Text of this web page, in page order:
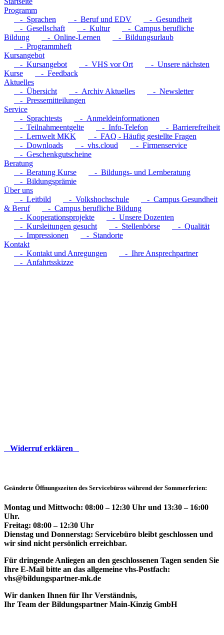
Programm
- Sprachen
- Beruf und EDV
- Gesundheit
- Gesellschaft
- Kultur
- Campus berufliche
Bildung
- Online-Lernen
- Bildungsurlaub
- Programmheft
Kursangebot
- Kursangebot
- VHS vor Ort
- Unsere nächsten
Kurse
- Feedback
Aktuelles
- Übersicht
- Archiv Aktuelles
- Newsletter
- Pressemitteilungen
Service
- Sprachtests
- Anmeldeinformationen
- Teilnahmeentgelte
- Info-Telefon
- Barrierefreiheit
- Lernwelt MKK
- FAQ - Häufig gestellte Fragen
- Downloads
- vhs.cloud
- Firmenservice
- Geschenkgutscheine
Beratung
- Beratung Kurse
- Bildungs- und Lernberatung
- Bildungsprämie
Über uns
- Leitbild
- Volkshochschule
- Campus Gesundheit
& Beruf
- Campus berufliche Bildung
- Kooperationsprojekte
- Unsere Dozenten
- Kursleitungen gesucht
- Stellenbörse
- Qualität
- Impressionen
- Standorte
Kontakt
- Kontakt und Anregungen
- Ihre Ansprechpartner
- Anfahrtsskizze
Widerruf erklären
Geänderte Öffnungszeiten des Servicebüros während der Sommerferien:
Montag und Mittwoch: 08:00 – 12:30 Uhr und 13:30 – 16:00
Uhr.
Freitag: 08:00 – 12:30 Uhr
Dienstag und Donnerstag: Servicebüro bleibt geschlossen und
wir sind nicht persönlich erreichbar.
Für dringende Anliegen an den geschlossenen Tagen senden Sie
Ihre E-Mail bitte an das allgemeine vhs-Postfach:
vhs@bildungspartner-mk.de
Wir danken Ihnen für Ihr Verständnis,
Ihr Team der Bildungspartner Main-Kinzig GmbH